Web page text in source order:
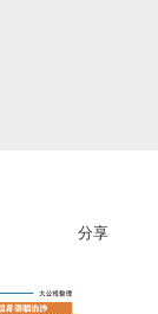
分享